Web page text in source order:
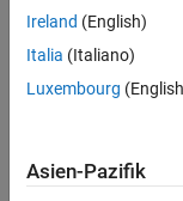
Toolbox
for
MATLAB
MATLAB
Ireland (English)
Italia (Italiano)
Luxembourg
Asien-Pazifik